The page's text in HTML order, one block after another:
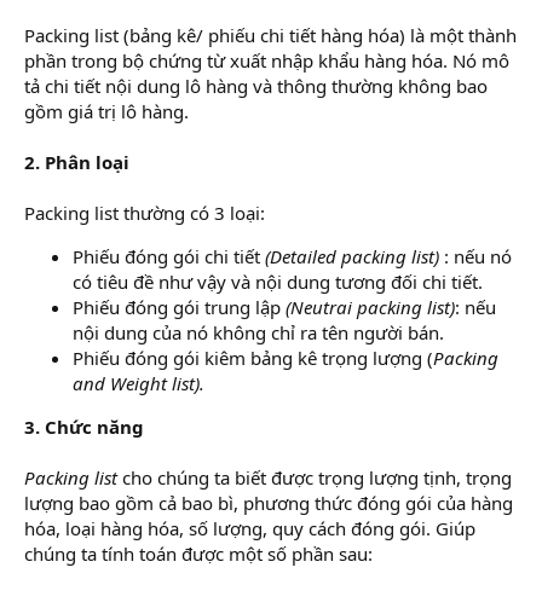
e
r
Packing list (bảng kê/ phiếu chi tiết hàng hóa) là một thành
phần trong bộ chứng từ xuất nhập khẩu hàng hóa. Nó mô
tả chi tiết nội dung lô hàng và thông thường không bao
gồm giá trị lô hàng.
2. Phân loại
Packing list thường có 3 loại:
Phiếu đóng gói chi tiết (Detailed packing list) : nếu nó
có tiêu đề như vậy và nội dung tương đối chi tiết.
Phiếu đóng gói trung lập (Neutrai packing list): nếu
nội dung của nó không chỉ ra tên người bán.
Phiếu đóng gói kiêm bảng kê trọng lượng (Packing
and Weight list).
3. Chức năng
Packing listcho chúng ta biết được trọng lượng tịnh, trọng
lượng bao gồm cả bao bì, phương thức đóng gói của hàng
hóa, loại hàng hóa, số lượng, quy cách đóng gói. Giúp
chúng ta tính toán được một số phần sau: